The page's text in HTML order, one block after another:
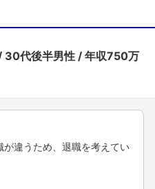
30代後半男性
年収750万
違うため、退職を考えてい